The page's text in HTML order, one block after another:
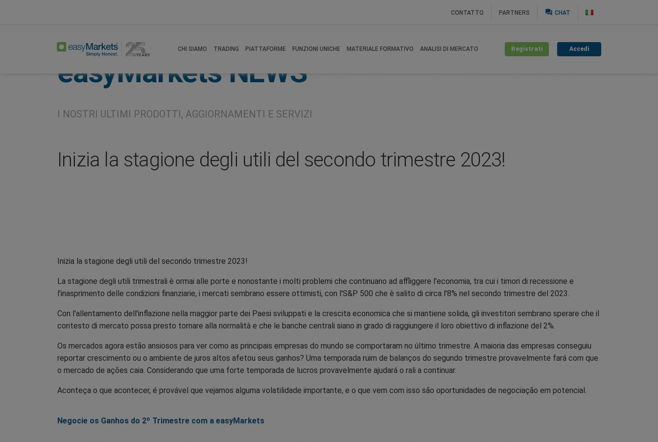
CONTATTO PARTNERS question_answer CHAT
CHI SIAMO TRADING PIATTAFORME FUNZIONI UNICHE MATERIALE FORMATIVO ANALISI DI MERCATO Registrati Accedi
easyMarkets NEWS
I NOSTRI ULTIMI PRODOTTI, AGGIORNAMENTI E SERVIZI
Inizia la stagione degli utili del secondo trimestre 2023!
Inizia la stagione degli utili del secondo trimestre 2023!
La stagione degli utili trimestrali è ormai alle porte e nonostante i molti problemi che continuano ad affliggere l'economia, tra cui i timori di recessione e
l'inasprimento delle condizioni finanziarie, i mercati sembrano essere ottimisti, con l'S&P 500 che è salito di circa l'8% nel secondo trimestre del 2023.
Con l'allentamento dell'inflazione nella maggior parte dei Paesi sviluppati e la crescita economica che si mantiene solida, gli investitori sembrano sperare che il
contesto di mercato possa presto tornare alla normalità e che le banche centrali siano in grado di raggiungere il loro obiettivo di inflazione del 2%.
Os mercados agora estão ansiosos para ver como as principais empresas do mundo se comportaram no último trimestre. A maioria das empresas conseguiu
reportar crescimento ou o ambiente de juros altos afetou seus ganhos? Uma temporada ruim de balanços do segundo trimestre provavelmente fará com que
o mercado de ações caia. Considerando que uma forte temporada de lucros provavelmente ajudará o rali a continuar.
Aconteça o que acontecer, é provável que vejamos alguma volatilidade importante, e o que vem com isso são oportunidades de negociação em potencial.
Negocie os Ganhos do 2º Trimestre com a easyMarkets